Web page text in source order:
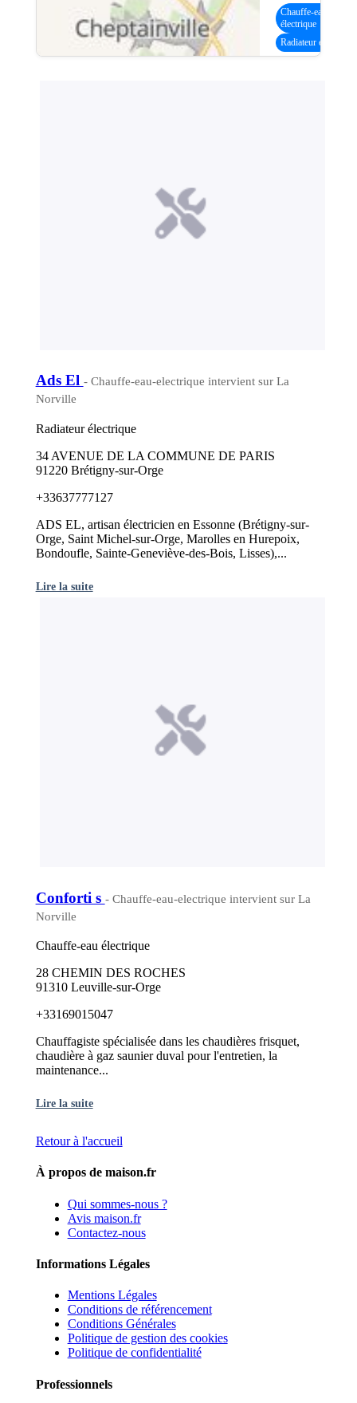
Chauffe-eau
électrique
Radiateur électrique
Ads El - Chauffe-eau-electrique intervient sur La
Norville
Radiateur électrique
34 AVENUE DE LA COMMUNE DE PARIS
91220 Brétigny-sur-Orge
+33637777127
ADS EL, artisan électricien en Essonne (Brétigny-sur-
Orge, Saint Michel-sur-Orge, Marolles en Hurepoix,
Bondoufle, Sainte-Geneviève-des-Bois, Lisses),...
Lire la suite
Conforti s - Chauffe-eau-electrique intervient sur La
Norville
Chauffe-eau électrique
28 CHEMIN DES ROCHES
91310 Leuville-sur-Orge
+33169015047
Chauffagiste spécialisée dans les chaudières frisquet,
chaudière à gaz saunier duval pour l'entretien, la
maintenance...
Lire la suite
Retour à l'accueil
À propos de maison.fr
Qui sommes-nous ?
Avis maison.fr
Contactez-nous
Informations Légales
Mentions Légales
Conditions de référencement
Conditions Générales
Politique de gestion des cookies
Politique de confidentialité
Professionnels